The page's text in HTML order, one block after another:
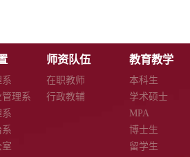
理系
系
系
室
师资队伍
在职教师
行政教辅
教育教学
本科生
学术硕士
MPA
博士生
留学生